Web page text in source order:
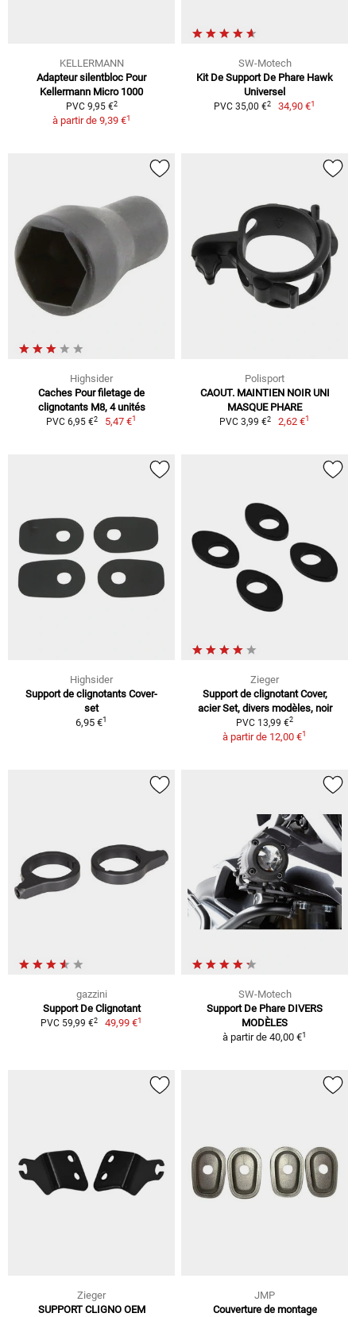
KELLERMANN
Adapteur silentbloc Pour
Kellermann Micro 1000
PVC 9,95 €2
à partir de 9,39 €1
SW-Motech
Kit De Support De Phare Hawk
Universel
PVC 35,00 €2 34,90 €1
Highsider
Caches Pour filetage de
clignotants M8, 4 unités
PVC 6,95 €2 5,47 €1
Polisport
CAOUT. MAINTIEN NOIR UNI
MASQUE PHARE
PVC 3,99 €2 2,62 €1
Highsider
Support de clignotants Cover-
set
6,95 €1
Zieger
Support de clignotant Cover,
acier Set, divers modèles, noir
PVC 13,99 €2
à partir de 12,00 €1
gazzini
Support De Clignotant
PVC 59,99 €2 49,99 €1
SW-Motech
Support De Phare DIVERS
MODÈLES
à partir de 40,00 €1
Zieger
SUPPORT CLIGNO OEM
JMP
Couverture de montage